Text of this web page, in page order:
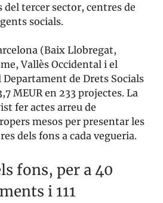
tercer sector, centres de
socials.
(Baix Llobregat,
Vallès Occidental i el
de Drets Socials
MEUR en 233 projectes. La
fer actes arreu de
mesos per presentar les
dels fons a cada vegueria.
fons, per a 40
i 111